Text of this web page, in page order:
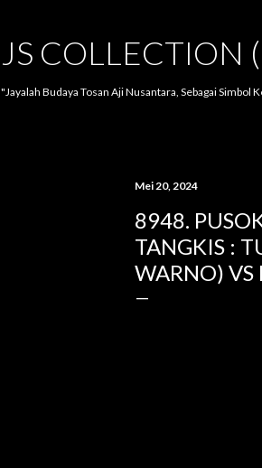
JS COLLECTION
"Jayalah Budaya Tosan Aji Nusantara, Sebagai Simbol
Mei 20, 2024
8948.
TANGKIS :
WARNO) VS